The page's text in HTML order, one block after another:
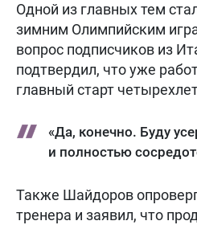
Одной из главных тем
зимним Олимпийским
вопрос подписчиков из
подтвердил, что уже
главный старт
«Да, конечно. Буду
и полностью
Также Шайдоров
тренера и заявил, что